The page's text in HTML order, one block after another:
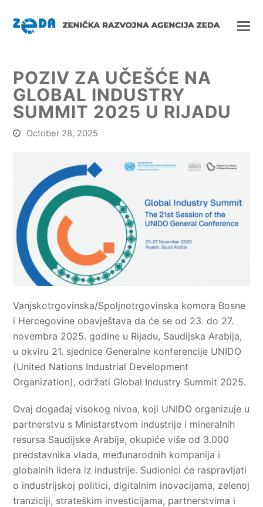
POZIV ZA UČEŠĆE NA
GLOBAL INDUSTRY
SUMMIT 2025 U RIJADU
October 28, 2025
Vanjskotrgovinska/Spoljnotrgovinska komora Bosne
i Hercegovine obavještava da će se od 23. do 27.
novembra 2025. godine u Rijadu, Saudijska Arabija,
u okviru 21. sjednice Generalne konferencije UNIDO
(United Nations Industrial Development
Organization), održati Global Industry Summit 2025.
Ovaj događaj visokog nivoa, koji UNIDO organizuje u
partnerstvu s Ministarstvom industrije i mineralnih
resursa Saudijske Arabije, okupiće više od 3.000
predstavnika vlada, međunarodnih kompanija i
globalnih lidera iz industrije. Sudionici će raspravljati
o industrijskoj politici, digitalnim inovacijama, zelenoj
tranziciji, strateškim investicijama, partnerstvima i